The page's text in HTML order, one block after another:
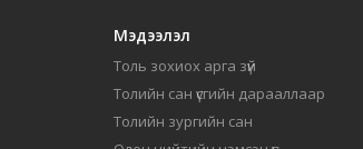
Мэдээлэл
Толь зохиох арга зүй
Толийн сан үсгийн дарааллаар
Толийн зургийн сан